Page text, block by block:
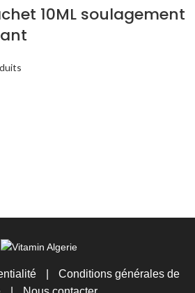
10ML soulagement
Conditions générales de